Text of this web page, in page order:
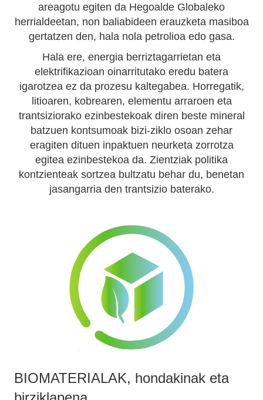
areagotu egiten da Hegoalde Globaleko
herrialdeetan, non baliabideen erauzketa masiboa
gertatzen den, hala nola petrolioa edo gasa.
Hala ere, energia berriztagarrietan eta
elektrifikazioan oinarritutako eredu batera
igarotzea ez da prozesu kaltegabea. Horregatik,
litioaren, kobrearen, elementu arraroen eta
trantsiziorako ezinbestekoak diren beste mineral
batzuen kontsumoak bizi-ziklo osoan zehar
eragiten dituen inpaktuen neurketa zorrotza
egitea ezinbestekoa da. Zientziak politika
kontzienteak sortzea bultzatu behar du, benetan
jasangarria den trantsizio baterako.
BIOMATERIALAK, hondakinak eta